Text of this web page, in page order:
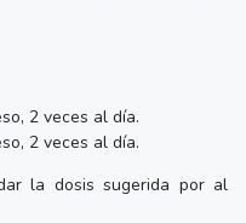
2 veces al día.
2 veces al día.
la dosis sugerida por al